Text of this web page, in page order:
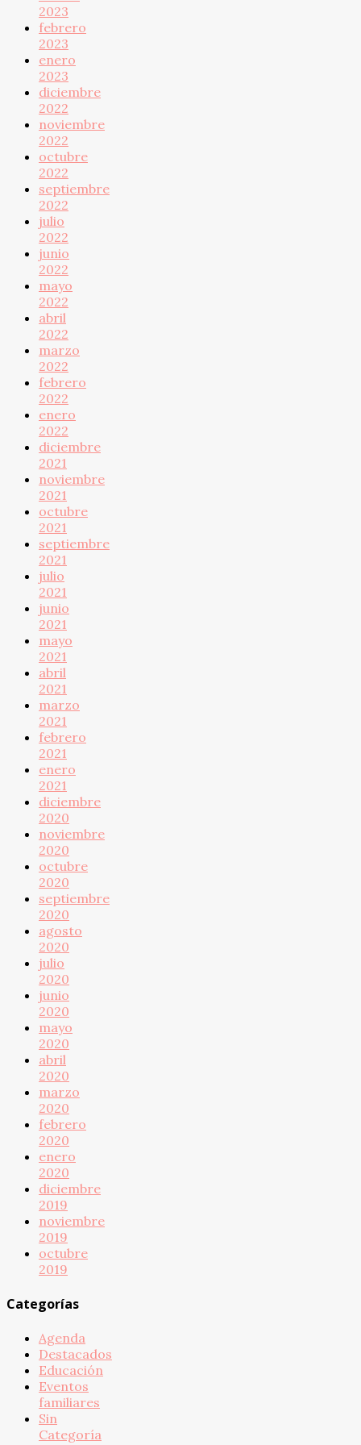
2023
febrero
2023
enero
2023
diciembre
2022
noviembre
2022
octubre
2022
septiembre
2022
julio
2022
junio
2022
mayo
2022
abril
2022
marzo
2022
febrero
2022
enero
2022
diciembre
2021
noviembre
2021
octubre
2021
septiembre
2021
julio
2021
junio
2021
mayo
2021
abril
2021
marzo
2021
febrero
2021
enero
2021
diciembre
2020
noviembre
2020
octubre
2020
septiembre
2020
agosto
2020
julio
2020
junio
2020
mayo
2020
abril
2020
marzo
2020
febrero
2020
enero
2020
diciembre
2019
noviembre
2019
octubre
2019
Categorías
Agenda
Destacados
Educación
Eventos
familiares
Sin
Categoría